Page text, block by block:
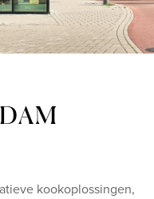
kookoplossingen,